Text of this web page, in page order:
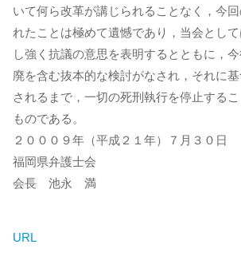
いて何ら改革が講じられることなく，今
れたことは極めて遺憾であり，当会とし
し強く抗議の意思を表明するとともに，
廃を含む抜本的な検討がなされ，それに
されるまで，一切の死刑執行を停止する
ものである。
２０００９年（平成２１年）７月３０日
福岡県弁護士会
会長 池永 満
URL